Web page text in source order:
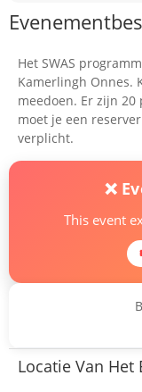
Het SWAS
Kamerlingh Onnes.
meedoen. Er zijn
moet je een
verplicht.
❌
This event
Locatie Van Het